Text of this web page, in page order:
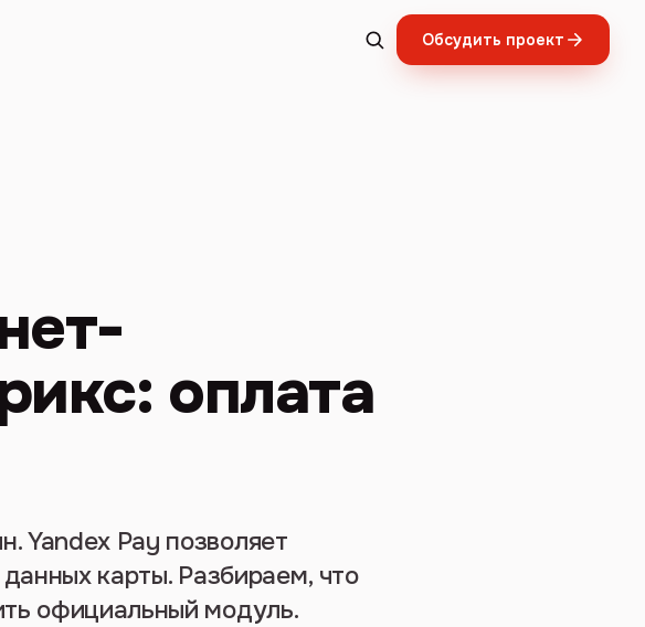
Обсудить проект
оплата
Yandex Pay позволяет
карты. Разбираем, что
официальный модуль.